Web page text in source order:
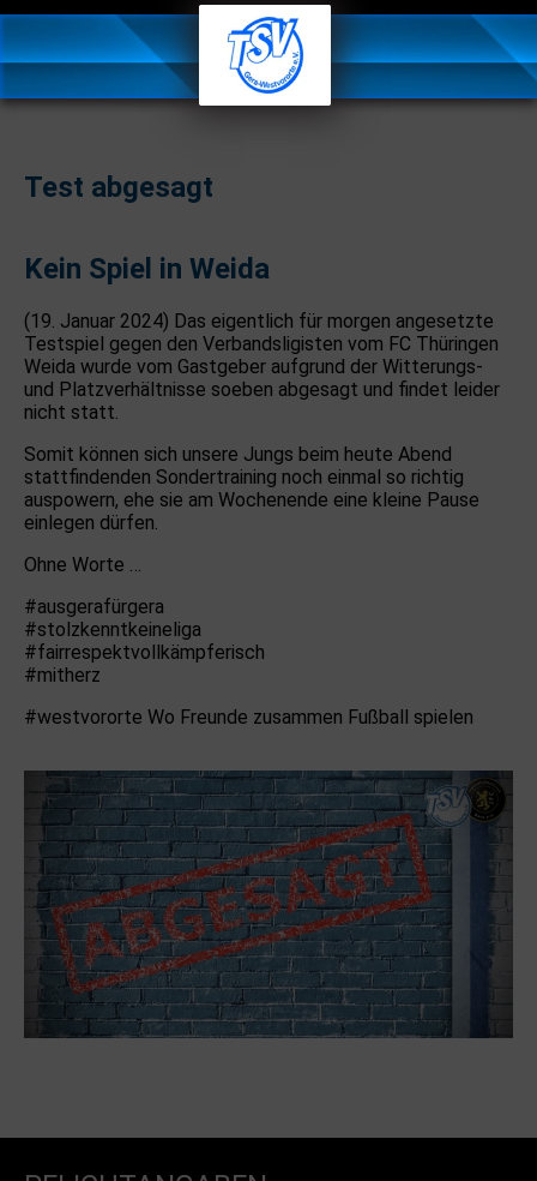
Test abgesagt
Kein Spiel in Weida
(19. Januar 2024) Das eigentlich für morgen angesetzte
Testspiel gegen den Verbandsligisten vom FC Thüringen
Weida wurde vom Gastgeber aufgrund der Witterungs-
und Platzverhältnisse soeben abgesagt und findet leider
nicht statt.
Somit können sich unsere Jungs beim heute Abend
stattfindenden Sondertraining noch einmal so richtig
auspowern, ehe sie am Wochenende eine kleine Pause
einlegen dürfen.
Ohne Worte …
#ausgerafürgera
#stolzkenntkeineliga
#fairrespektvollkämpferisch
#mitherz
#westvororte Wo Freunde zusammen Fußball spielen